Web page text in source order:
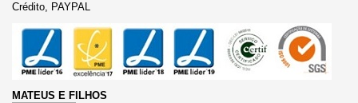
Crédito, PAYPAL
MATEUS E FILHOS